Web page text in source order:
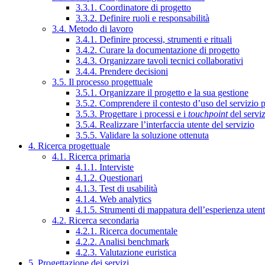
3.3.1. Coordinatore di progetto
3.3.2. Definire ruoli e responsabilità
3.4. Metodo di lavoro
3.4.1. Definire processi, strumenti e rituali
3.4.2. Curare la documentazione di progetto
3.4.3. Organizzare tavoli tecnici collaborativi
3.4.4. Prendere decisioni
3.5. Il processo progettuale
3.5.1. Organizzare il progetto e la sua gestione
3.5.2. Comprendere il contesto d’uso del servizio
3.5.3. Progettare i processi e i touchpointdel
3.5.4. Realizzare l’interfaccia utente del servizio
3.5.5. Validare la soluzione ottenuta
4. Ricerca progettuale
4.1. Ricerca primaria
4.1.1. Interviste
4.1.2. Questionari
4.1.3. Test di usabilità
4.1.4. Web analytics
4.1.5. Strumenti di mappatura dell’esperienza
4.2. Ricerca secondaria
4.2.1. Ricerca documentale
4.2.2. Analisi benchmark
4.2.3. Valutazione euristica
5. Progettazione dei servizi